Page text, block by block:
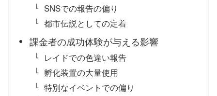
SNSでの報告の偏り
都市伝説としての定着
課金者の成功体験が与える影響
レイドでの色違い報告
孵化装置の大量使用
特別なイベントでの偏り